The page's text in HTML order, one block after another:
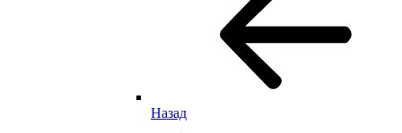
Назад